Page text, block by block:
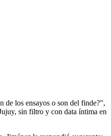
de los ensayos o son del finde?",
sin filtro y con data íntima en